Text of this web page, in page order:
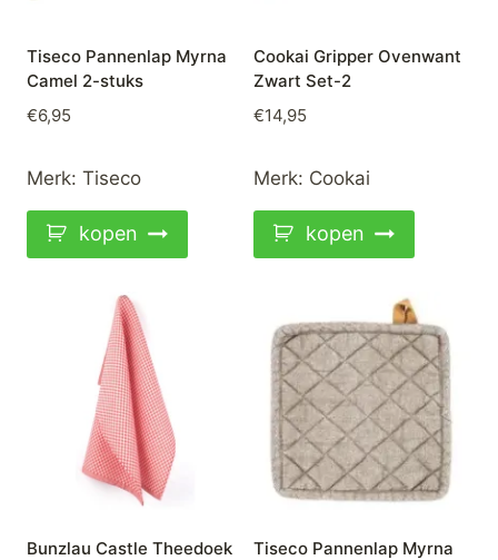
Tiseco Pannenlap Myrna
Camel 2-stuks
€6,95
Merk: Tiseco
kopen
Cookai Gripper Ovenwant
Zwart Set-2
€14,95
Merk: Cookai
kopen
Bunzlau Castle Theedoek
Tiseco Pannenlap Myrna